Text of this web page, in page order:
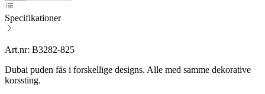
Specifikationer
Art.nr: B3282-825
Dubai puden fås i forskellige designs. Alle med samme dekorative
korssting.